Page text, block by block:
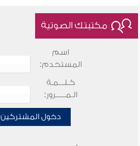
مكتبتك الصوتية
اسم
المستخدم:
كـلـــمـة
الـمـــــرور:
دخول المشتركين